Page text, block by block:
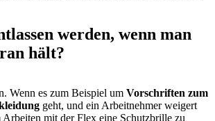
werden, wenn man
hält?
Wenn es zum Beispiel um Vorschriften zum
geht, und ein Arbeitnehmer weigert
mit der Flex eine Schutzbrille zu